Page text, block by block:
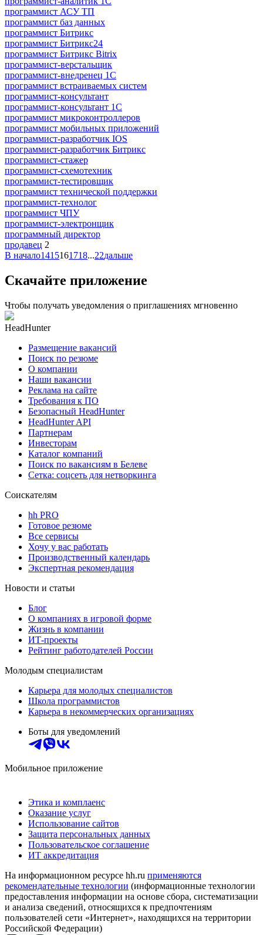
программист АСУ ТП
программист баз данных
программист Битрикс
программист Битрикс24
программист Битрикс Bitrix
программист-верстальщик
программист-внедренец 1С
программист встраиваемых систем
программист-консультант
программист-консультант 1C
программист микроконтроллеров
программист мобильных приложений
программист-разработчик IOS
программист-разработчик Битрикс
программист-стажер
программист-схемотехник
программист-тестировщик
программист технической поддержки
программист-технолог
программист ЧПУ
программист-электронщик
программный директор
продавец 2
В начало1415161718...22дальше
Скачайте приложение
Чтобы получать уведомления о приглашениях мгновенно
HeadHunter
Размещение вакансий
Поиск по резюме
О компании
Наши вакансии
Реклама на сайте
Требования к ПО
Безопасный HeadHunter
HeadHunter API
Партнерам
Инвесторам
Каталог компаний
Поиск по вакансиям в Белеве
Сетка: соцсеть для нетворкинга
Соискателям
hh PRO
Готовое резюме
Все сервисы
Хочу у вас работать
Производственный календарь
Экспертная рекомендация
Новости и статьи
Блог
О компаниях в игровой форме
Жизнь в компании
ИТ-проекты
Рейтинг работодателей России
Молодым специалистам
Карьера для молодых специалистов
Школа программистов
Карьера в некоммерческих организациях
Боты для уведомлений
Мобильное приложение
Этика и комплаенс
Оказание услуг
Использование сайтов
Защита персональных данных
Пользовательское соглашение
ИТ аккредитация
На информационном ресурсе hh.ru применяются
рекомендательные технологии (информационные технологии
предоставления информации на основе сбора, систематизации
и анализа сведений, относящихся к предпочтениям
пользователей сети «Интернет», находящихся на территории
Российской Федерации)